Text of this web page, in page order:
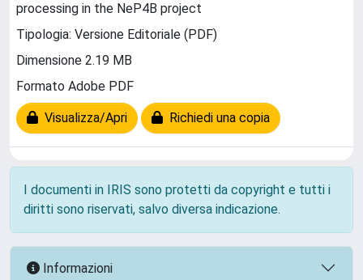
processing in the NeP4B project
Tipologia: Versione Editoriale (PDF)
Dimensione 2.19 MB
Formato Adobe PDF
Visualizza/Apri Richiedi una copia
I documenti in IRIS sono protetti da copyright e tutti i
diritti sono riservati, salvo diversa indicazione.
Informazioni